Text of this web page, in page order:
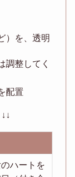
）を、透明
調整してく
配置
ハートを